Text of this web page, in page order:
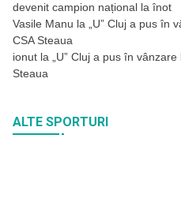
devenit campion național la înot
Vasile Manu la
„U” Cluj a pus în
CSA Steaua
ionut la
„U” Cluj a pus în
Steaua
ALTE SPORTURI